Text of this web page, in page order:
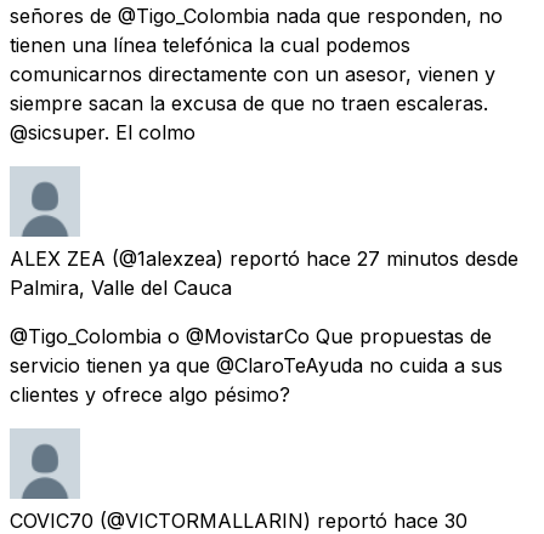
señores de @Tigo_Colombia nada que responden, no
tienen una línea telefónica la cual podemos
comunicarnos directamente con un asesor, vienen y
siempre sacan la excusa de que no traen escaleras.
@sicsuper. El colmo
ALEX ZEA (@1alexzea) reportó hace 27 minutos desde
Palmira, Valle del Cauca
@Tigo_Colombia o @MovistarCo Que propuestas de
servicio tienen ya que @ClaroTeAyuda no cuida a sus
clientes y ofrece algo pésimo?
COVIC70 (@VICTORMALLARIN) reportó hace 30